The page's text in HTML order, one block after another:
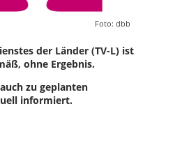
Foto: dbb
der Länder (TV-L) ist
ohne Ergebnis.
zu geplanten
informiert.